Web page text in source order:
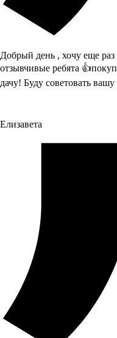
Добрый день , хочу еще
отзывчивые ребята
дачу! Буду советовать
Елизавета